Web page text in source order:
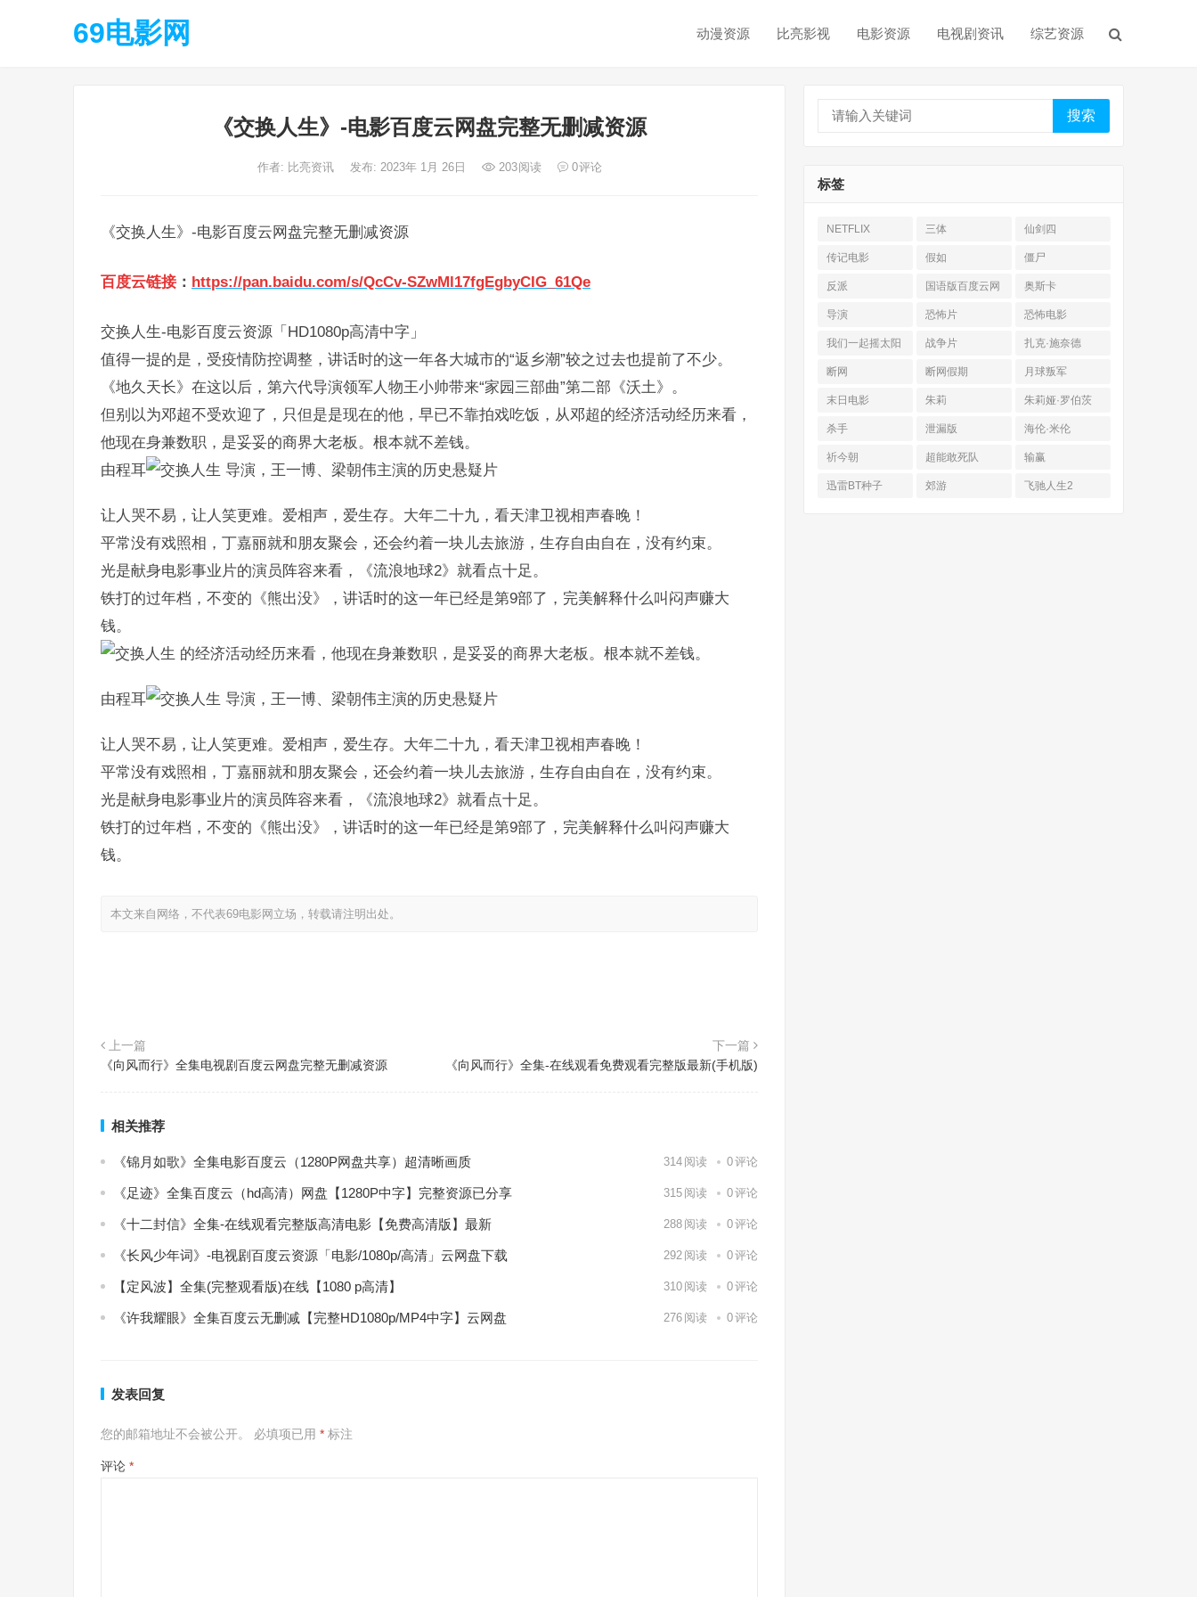
69电影网 动漫资源 比亮影视 电影资源 电视剧资讯 综艺资源
《交换人生》-电影百度云网盘完整无删减资源
作者: 比亮资讯 发布: 2023年 1月 26日 203阅读 0评论
《交换人生》-电影百度云网盘完整无删减资源
百度云链接 ： https://pan.baidu.com/s/QcCv-SZwMl17fgEgbyCIG_61Qe
交换人生-电影百度云资源「HD1080p高清中字」
值得一提的是，受疫情防控调整，讲话时的这一年各大城市的“返乡潮”较之过去也提前了不少。
《地久天长》在这以后，第六代导演领军人物王小帅带来“家园三部曲”第二部《沃土》。
但别以为邓超不受欢迎了，只但是是现在的他，早已不靠拍戏吃饭，从邓超的经济活动经历来看，
他现在身兼数职，是妥妥的商界大老板。根本就不差钱。
由程耳
导演，王一博、梁朝伟主演的历史悬疑片
让人哭不易，让人笑更难。爱相声，爱生存。大年二十九，看天津卫视相声春晚！
平常没有戏照相，丁嘉丽就和朋友聚会，还会约着一块儿去旅游，生存自由自在，没有约束。
光是献身电影事业片的演员阵容来看，《流浪地球2》就看点十足。
铁打的过年档，不变的《熊出没》，讲话时的这一年已经是第9部了，完美解释什么叫闷声赚大
钱。
的经济活动经历来看，他现在身兼数职，是妥妥的商界大老板。根本就不差钱。
由程耳 导演，王一博、梁朝伟主演的历史悬疑片
让人哭不易，让人笑更难。爱相声，爱生存。大年二十九，看天津卫视相声春晚！
平常没有戏照相，丁嘉丽就和朋友聚会，还会约着一块儿去旅游，生存自由自在，没有约束。
光是献身电影事业片的演员阵容来看，《流浪地球2》就看点十足。
铁打的过年档，不变的《熊出没》，讲话时的这一年已经是第9部了，完美解释什么叫闷声赚大
钱。
本文来自网络，不代表69电影网立场，转载请注明出处。
上一篇
《向风而行》全集电视剧百度云网盘完整无删减资源
下一篇
《向风而行》全集-在线观看免费观看完整版最新(手机版)
相关推荐
《锦月如歌》全集电影百度云（1280P网盘共享）超清晰画质 314 阅读 0评论
《足迹》全集百度云（hd高清）网盘【1280P中字】完整资源已分享 315 阅读 0评论
《十二封信》全集-在线观看完整版高清电影【免费高清版】最新 288 阅读 0评论
《长风少年词》-电视剧百度云资源「电影/1080p/高清」云网盘下载 292 阅读 0评论
【定风波】全集(完整观看版)在线【1080 p高清】 310 阅读 0评论
《许我耀眼》全集百度云无删减【完整HD1080p/MP4中字】云网盘 276 阅读 0评论
发表回复
您的邮箱地址不会被公开。 必填项已用 * 标注
评论 *
搜索
标签
NETFLIX 三体 仙剑四
传记电影 假如 僵尸
反派
国语版百度云网
盘
奥斯卡
导演 恐怖片 恐怖电影
我们一起摇太阳 战争片 扎克·施奈德
断网 断网假期 月球叛军
末日电影 朱莉 朱莉娅·罗伯茨
杀手 泄漏版 海伦·米伦
祈今朝 超能敢死队 输赢
迅雷BT种子 郊游 飞驰人生2